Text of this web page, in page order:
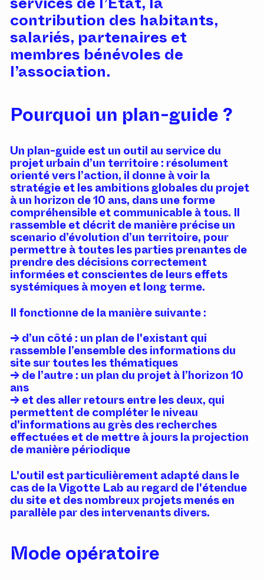
contribution des habitants,
salariés, partenaires et
membres bénévoles de
l’association.
Pourquoi un plan-guide ?
Un plan-guide est un outil au service du
projet urbain d’un territoire : résolument
orienté vers l’action, il donne à voir la
stratégie et les ambitions globales du projet
à un horizon de 10 ans, dans une forme
compréhensible et communicable à tous. Il
rassemble et décrit de manière précise un
scenario d’évolution d’un territoire, pour
permettre à toutes les parties prenantes de
prendre des décisions correctement
informées et conscientes de leurs effets
systémiques à moyen et long terme.
Il fonctionne de la manière suivante :
d’un côté : un plan de l'existant qui
rassemble l’ensemble des informations du
site sur toutes les thématiques
de l’autre : un plan du projet à l’horizon 10
ans
et des aller retours entre les deux, qui
permettent de compléter le niveau
d'informations au grès des recherches
effectuées et de mettre à jours la projection
de manière périodique
L'outil est particulièrement adapté dans le
cas de la Vigotte Lab au regard de l'étendue
du site et des nombreux projets menés en
parallèle par des intervenants divers.
Mode opératoire